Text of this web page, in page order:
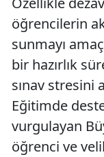
öğrencilerin
sunmayı
bir hazırlık
sınav stresini
Eğitimde
vurgulayan
öğrenci ve